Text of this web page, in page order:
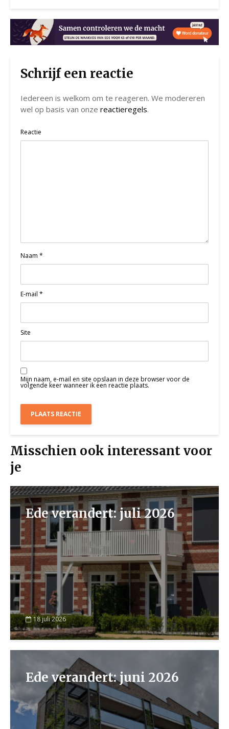
Schrijf een reactie
Iedereen is welkom om te reageren. We modereren
wel op basis van onze reactieregels.
Reactie
Naam *
E-mail *
Site
Mijn naam, e-mail en site opslaan in deze browser voor de
volgende keer wanneer ik een reactie plaats.
Misschien ook interessant voor
je
Ede verandert: juli 2026
18 juli 2026
Ede verandert: juni 2026